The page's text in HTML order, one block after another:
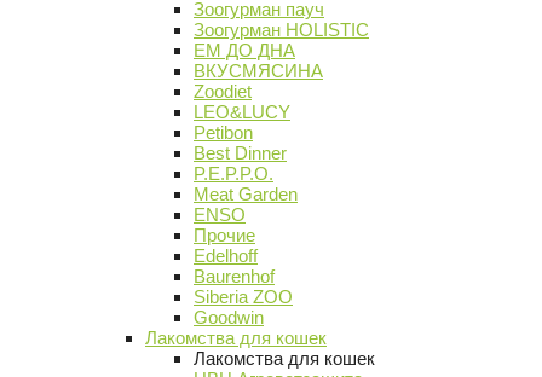
Зоогурман пауч
Зоогурман HOLISTIC
ЕМ ДО ДНА
ВКУСМЯСИНА
Zoodiet
LEO&LUCY
Petibon
Best Dinner
P.E.P.P.O.
Meat Garden
ENSO
Прочие
Edelhoff
Baurenhof
Siberia ZOO
Goodwin
Лакомства для кошек
Лакомства для кошек